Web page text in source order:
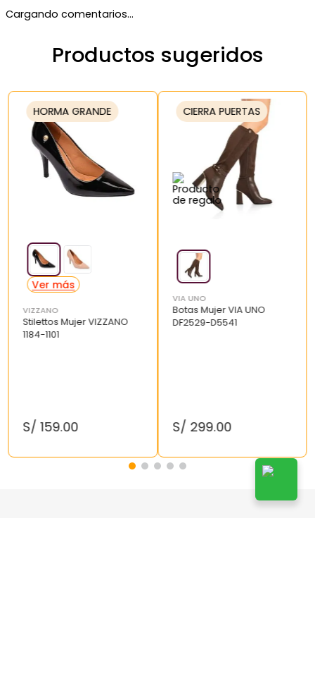
Cargando comentarios…
Productos sugeridos
HORMA GRANDE
VIZZANO
Stilettos Mujer VIZZANO
1184-1101
S/ 159.00
CIERRA PUERTAS
VIA UNO
Botas Mujer VIA UNO
DF2529-D5541
S/ 299.00